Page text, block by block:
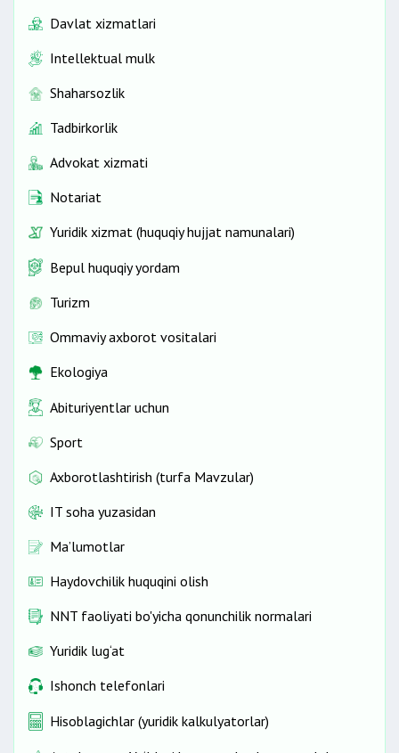
Davlat xizmatlari
Intellektual mulk
Shaharsozlik
Tadbirkorlik
Advokat xizmati
Notariat
Yuridik xizmat (huquqiy hujjat namunalari)
Bepul huquqiy yordam
Turizm
Ommaviy axborot vositalari
Ekologiya
Abituriyentlar uchun
Sport
Axborotlashtirish (turfa Mavzular)
IT soha yuzasidan
Ma’lumotlar
Haydovchilik huquqini olish
NNT faoliyati bo'yicha qonunchilik normalari
Yuridik lug‘at
Ishonch telefonlari
Hisoblagichlar (yuridik kalkulyatorlar)